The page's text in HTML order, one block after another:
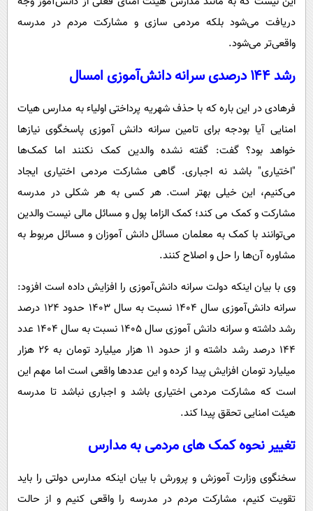
دریافت می‌شود بلکه مردمی سازی و مشارکت مردم در مدرسه
واقعی‌تر می‌شود.
رشد ۱۴۴ درصدی سرانه دانش‌آموزی امسال
فرهادی در این باره که با حذف شهریه پرداختی اولیاء به مدارس هیات
امنایی آیا بودجه برای تامین سرانه دانش آموزی پاسخگوی نیازها
خواهد بود؟ گفت: گفته نشده والدین کمک نکنند اما کمک‌ها
"اختیاری" باشد نه اجباری. گاهی مشارکت مردمی اختیاری ایجاد
می‌کنیم، این خیلی بهتر است. هر کسی به هر شکلی در مدرسه
مشارکت و کمک می کند؛ کمک الزاما پول و مسائل مالی نیست والدین
می‌توانند با کمک به معلمان مسائل دانش آموزان و مسائل مربوط به
مشاوره آن‌ها را حل و اصلاح کنند.
وی با بیان اینکه دولت سرانه دانش‌آموزی را افزایش داده است افزود:
سرانه دانش‌آموزی سال ۱۴۰۴ نسبت به سال ۱۴۰۳ حدود ۱۲۴ درصد
رشد داشته و سرانه دانش آموزی سال ۱۴۰۵ نسبت به سال ۱۴۰۴ عدد
۱۴۴ درصد رشد داشته و از حدود ۱۱ هزار میلیارد تومان به ۲۶ هزار
میلیارد تومان افزایش پیدا کرده و این عددها واقعی است اما مهم این
است که مشارکت مردمی اختیاری باشد و اجباری نباشد تا مدرسه
هیئت امنایی تحقق پیدا کند.
تغییر نحوه کمک های مردمی به مدارس
سخنگوی وزارت آموزش و پرورش با بیان اینکه مدارس دولتی را باید
تقویت کنیم، مشارکت مردم در مدرسه را واقعی کنیم و از حالت